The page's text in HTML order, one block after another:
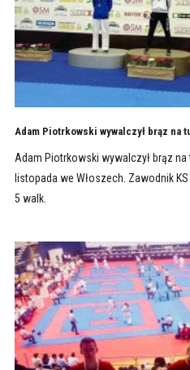
Adam Piotrkowski wywalczył brąz na
Adam Piotrkowski wywalczył brąz na
listopada we Włoszech. Zawodnik
5 walk.